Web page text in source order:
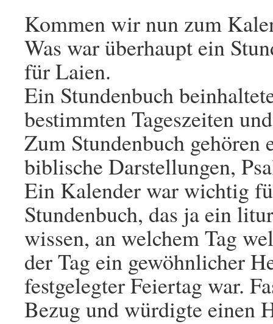
Kommen wir nun zum
Was war überhaupt ein
für Laien.
Ein Stundenbuch
bestimmten Tageszeiten
Zum Stundenbuch
biblische Darstellungen,
Ein Kalender war wichtig
Stundenbuch, das ja ein
wissen, an welchem Tag
der Tag ein gewöhnlicher
festgelegter Feiertag war.
Bezug und würdigte einen